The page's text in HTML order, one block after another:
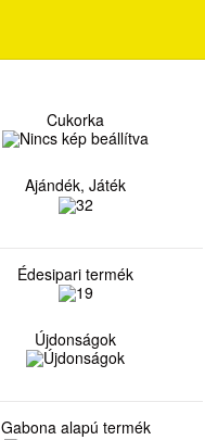
Cukorka
Ajándék, Játék
Édesipari termék
Újdonságok
Gabona alapú termék